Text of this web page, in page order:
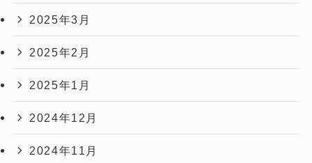
2025年3月
2025年2月
2025年1月
2024年12月
2024年11月